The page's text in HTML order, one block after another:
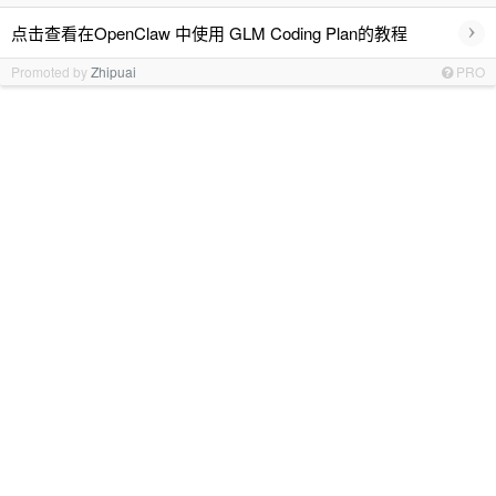
点击查看在OpenClaw 中使用 GLM Coding Plan的教程 ›
Promoted byZhipuai PRO